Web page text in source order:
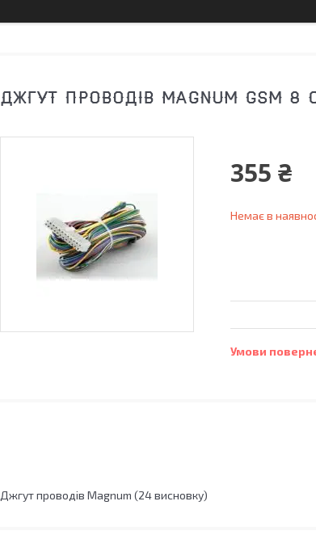
ДЖГУТ ПРОВОДІВ MAGNUM GSM 8
355 ₴
Немає в
Джгут проводів Magnum (24 висновку)